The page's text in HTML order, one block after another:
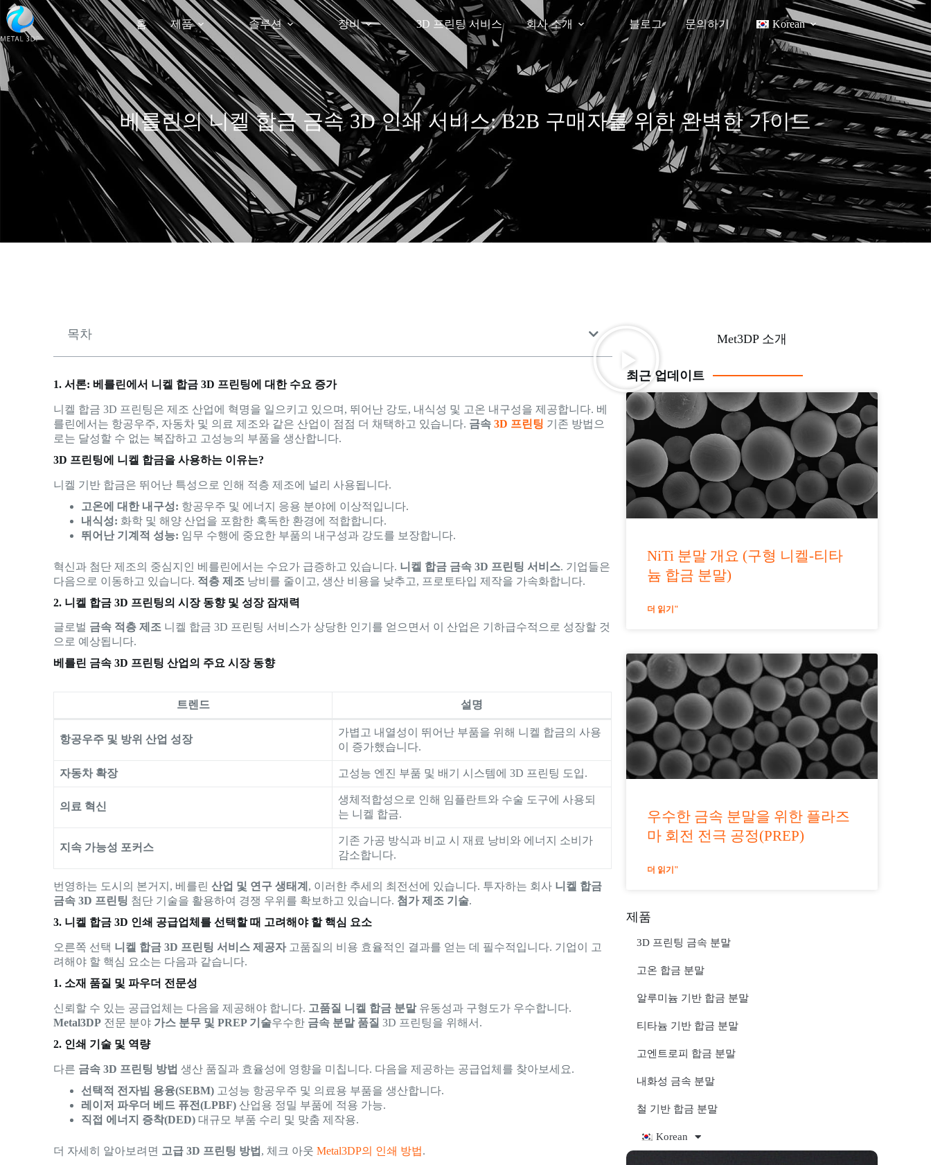
홈 제품 솔루션 장비 3D 프린팅 서비스 회사 소개 블로그 문의하기 Korean
베를린의 니켈 합금 금속 3D 인쇄 서비스: B2B 구매자를 위한 완벽한 가이드
목차
1. 서론: 베를린에서 니켈 합금 3D 프린팅에 대한 수요 증가
니켈 합금 3D 프린팅은 제조 산업에 혁명을 일으키고 있으며, 뛰어난 강도, 내식성 및 고온 내구성을 제공합니다. 베
를린에서는 항공우주, 자동차 및 의료 제조와 같은 산업이 점점 더 채택하고 있습니다. 금속3D 프린팅 기존 방법으
로는 달성할 수 없는 복잡하고 고성능의 부품을 생산합니다.
3D 프린팅에 니켈 합금을 사용하는 이유는?
니켈 기반 합금은 뛰어난 특성으로 인해 적층 제조에 널리 사용됩니다.
고온에 대한 내구성: 항공우주 및 에너지 응용 분야에 이상적입니다.
내식성: 화학 및 해양 산업을 포함한 혹독한 환경에 적합합니다.
뛰어난 기계적 성능: 임무 수행에 중요한 부품의 내구성과 강도를 보장합니다.
혁신과 첨단 제조의 중심지인 베를린에서는 수요가 급증하고 있습니다. 니켈 합금 금속 3D 프린팅 서비스. 기업들은
다음으로 이동하고 있습니다. 적층 제조 낭비를 줄이고, 생산 비용을 낮추고, 프로토타입 제작을 가속화합니다.
2. 니켈 합금 3D 프린팅의 시장 동향 및 성장 잠재력
글로벌 금속 적층 제조 니켈 합금 3D 프린팅 서비스가 상당한 인기를 얻으면서 이 산업은 기하급수적으로 성장할 것
으로 예상됩니다.
베를린 금속 3D 프린팅 산업의 주요 시장 동향
트렌드 설명
항공우주 및 방위 산업 성장
가볍고 내열성이 뛰어난 부품을 위해 니켈 합금의 사용
이 증가했습니다.
자동차 확장 고성능 엔진 부품 및 배기 시스템에 3D 프린팅 도입.
의료 혁신
생체적합성으로 인해 임플란트와 수술 도구에 사용되
는 니켈 합금.
지속 가능성 포커스
기존 가공 방식과 비교 시 재료 낭비와 에너지 소비가
감소합니다.
번영하는 도시의 본거지, 베를린산업 및 연구 생태계 , 이러한 추세의 최전선에 있습니다. 투자하는 회사 니켈 합금
금속 3D 프린팅 첨단 기술을 활용하여 경쟁 우위를 확보하고 있습니다. 첨가 제조 기술.
3. 니켈 합금 3D 인쇄 공급업체를 선택할 때 고려해야 할 핵심 요소
오른쪽 선택 니켈 합금 3D 프린팅 서비스 제공자고품질의 비용 효율적인 결과를 얻는 데 필수적입니다. 기업이 고
려해야 할 핵심 요소는 다음과 같습니다.
1. 소재 품질 및 파우더 전문성
신뢰할 수 있는 공급업체는 다음을 제공해야 합니다. 고품질 니켈 합금 분말유동성과 구형도가 우수합니다.
Metal3DP 전문 분야 가스 분무 및 PREP 기술우수한 금속 분말 품질 3D 프린팅을 위해서.
2. 인쇄 기술 및 역량
다른 금속 3D 프린팅 방법 생산 품질과 효율성에 영향을 미칩니다. 다음을 제공하는 공급업체를 찾아보세요.
선택적 전자빔 용융(SEBM) 고성능 항공우주 및 의료용 부품을 생산합니다.
레이저 파우더 베드 퓨전(LPBF) 산업용 정밀 부품에 적용 가능.
직접 에너지 증착(DED) 대규모 부품 수리 및 맞춤 제작용.
더 자세히 알아보려면 고급 3D 프린팅 방법 , 체크 아웃Metal3DP의 인쇄 방법.
Met3DP 소개
최근 업데이트
NiTi 분말 개요 (구형 니켈-티타
늄 합금 분말)
더 읽기"
우수한 금속 분말을 위한 플라즈
마 회전 전극 공정(PREP)
더 읽기"
제품
3D 프린팅 금속 분말
고온 합금 분말
알루미늄 기반 합금 분말
티타늄 기반 합금 분말
고엔트로피 합금 분말
내화성 금속 분말
철 기반 합금 분말
Korean